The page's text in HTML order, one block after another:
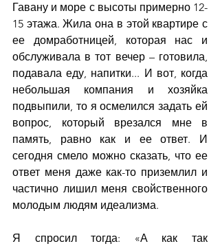
Гавану и море с высоты примерно 12-
15 этажа. Жила она в этой квартире с
ее домработницей, которая нас и
обслуживала в тот вечер – готовила,
подавала еду, напитки... И вот, когда
небольшая компания и хозяйка
подвыпили, то я осмелился задать ей
вопрос, который врезался мне в
память, равно как и ее ответ. И
сегодня смело можно сказать, что ее
ответ меня даже как-то приземлил и
частично лишил меня свойственного
молодым людям идеализма.
Я спросил тогда: «А как так